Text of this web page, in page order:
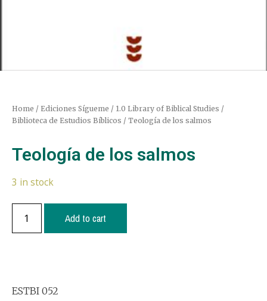
Home / Ediciones Sígueme / 1.0 Library of Biblical Studies /
Biblioteca de Estudios Bíblicos / Teología de los salmos
Teología de los salmos
3 in stock
Add to cart
ESTBI 052